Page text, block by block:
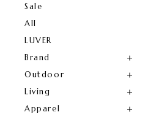
Sale
All
LUVER
Brand
Outdoor
Living
Apparel